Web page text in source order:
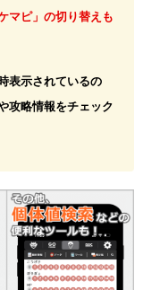
マピ」の切り替えも
表示されているの
攻略情報をチェック